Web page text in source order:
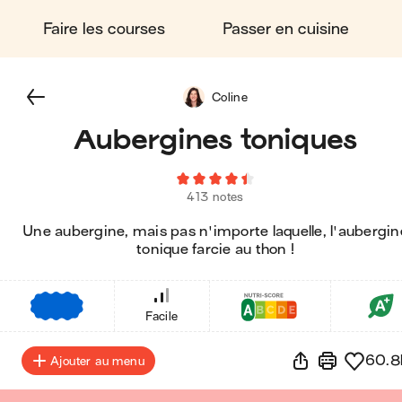
Faire les courses Passer en cuisine
Aubergines toniques
413 notes
Une aubergine, mais pas n'importe laquelle,
tonique farcie au thon !
Coline
Facile
Ajouter au menu